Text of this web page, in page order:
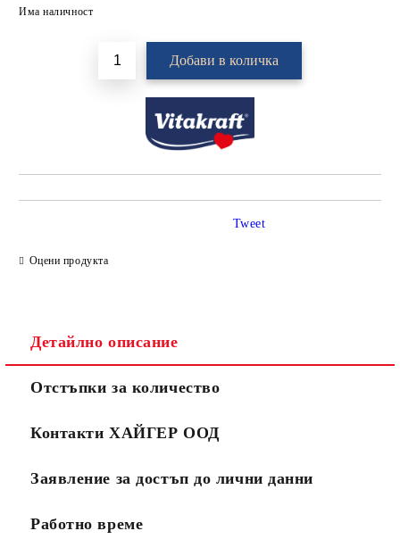
Има наличност
Оцени продукта
Tweet
Детайлно описание
Отстъпки за количество
Контакти ХАЙГЕР ООД
Заявление за достъп до лични данни
Работно време